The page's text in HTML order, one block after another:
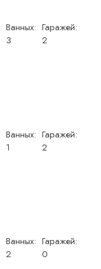
Ванных:
3
Гаражей:
2
Ванных:
1
Гаражей:
2
Ванных:
2
Гаражей:
0